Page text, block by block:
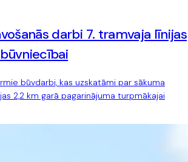
darbi 7. tramvaja līnijas
būvdarbi, kas uzskatāmi par sākuma
2,2 km garā pagarinājuma turpmākajai